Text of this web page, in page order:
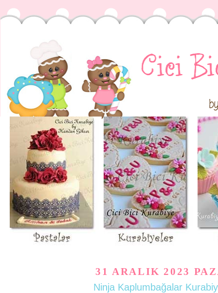
31 ARALIK 2023
Ninja Kaplumbağalar